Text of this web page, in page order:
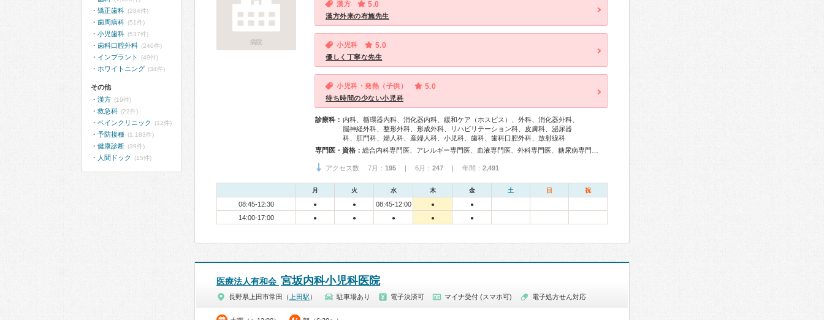
病院
漢方 5.0
漢方外来の布施先生
小児科 5.0
優しく丁寧な先生
小児科・発熱（子供） 5.0
待ち時間の少ない小児科
診療科： 内科、循環器内科、消化器内科、緩和ケア（ホスピス）、外科、消化器外科、
脳神経外科、整形外科、形成外科、リハビリテーション科、皮膚科、泌尿器
科、肛門科、婦人科、産婦人科、小児科、歯科、歯科口腔外科、放射線科
専門医・資格：
アクセス数 7月： 195 | 6月： 247 | 年間： 2,491
月 火 水 木 金 土 日 祝
08:45-12:30 ● ● 08:45-12:00 ● ●
14:00-17:00 ● ● ● ● ●
医療法人有和会 宮坂内科小児科医院
長野県上田市常田（ 上田駅 ） 駐車場あり 電子決済可 マイナ受付 (スマホ可) 電子処方せん対応
矯正歯科 (284件)
歯周病科 (51件)
小児歯科 (537件)
歯科口腔外科 (240件)
インプラント (49件)
ホワイトニング (34件)
その他
漢方 (19件)
救急科 (22件)
ペインクリニック (12件)
予防接種 (1,183件)
健康診断 (39件)
人間ドック (15件)